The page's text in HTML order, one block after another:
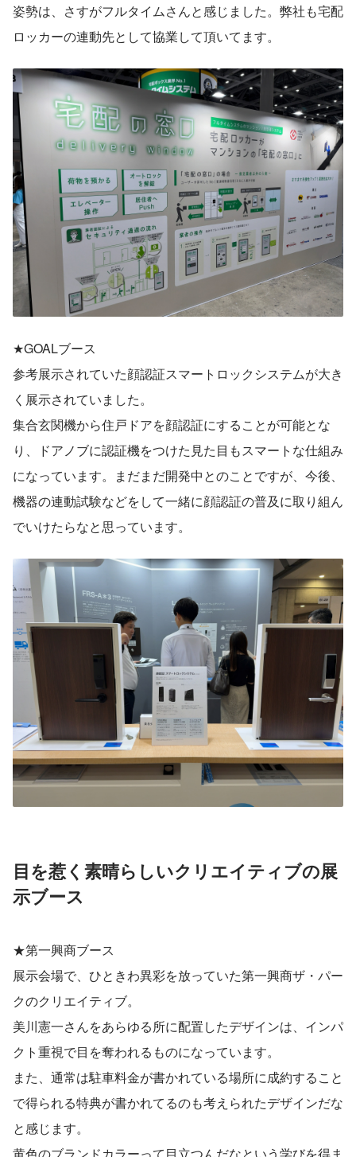
姿勢は、さすがフルタイムさんと感じました。弊社も宅配
ロッカーの連動先として協業して頂いてます。
★GOALブース
参考展示されていた顔認証スマートロックシステムが大き
く展示されていました。
集合玄関機から住戸ドアを顔認証にすることが可能とな
り、ドアノブに認証機をつけた見た目もスマートな仕組み
になっています。まだまだ開発中とのことですが、今後、
機器の連動試験などをして一緒に顔認証の普及に取り組ん
でいけたらなと思っています。
目を惹く素晴らしいクリエイティブの展
示ブース
★第一興商ブース
展示会場で、ひときわ異彩を放っていた第一興商ザ・パー
クのクリエイティブ。
美川憲一さんをあらゆる所に配置したデザインは、インパ
クト重視で目を奪われるものになっています。
また、通常は駐車料金が書かれている場所に成約すること
で得られる特典が書かれてるのも考えられたデザインだな
と感じます。
黄色のブランドカラーって目立つんだなという学びを得ま